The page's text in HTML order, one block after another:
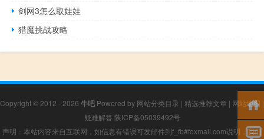
剑网3怎么取娃娃
猎魔挑战攻略
Copyright © 2012 - 2026 牛吧 Powered by 网站分类目录 | 精选推荐文章 | 网站地图 |
疑难解答 陕ICP备05039492号
声明：本站内容来自互联网，如信息有错误可发邮件到f_fb#foxmail.com说明，我们